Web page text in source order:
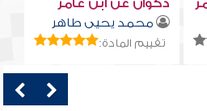
ذكوان عن ابن عامر
محمد يحيى طاهر
تقييم المادة: